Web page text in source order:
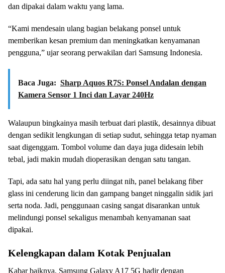
dan dipakai dalam waktu yang lama.
“Kami mendesain ulang bagian belakang ponsel untuk
memberikan kesan premium dan meningkatkan kenyamanan
pengguna,” ujar seorang perwakilan dari Samsung Indonesia.
Baca Juga: Sharp Aquos R7S: Ponsel Andalan dengan
Kamera Sensor 1 Inci dan Layar 240Hz
Walaupun bingkainya masih terbuat dari plastik, desainnya dibuat
dengan sedikit lengkungan di setiap sudut, sehingga tetap nyaman
saat digenggam. Tombol volume dan daya juga didesain lebih
tebal, jadi makin mudah dioperasikan dengan satu tangan.
Tapi, ada satu hal yang perlu diingat nih, panel belakang fiber
glass ini cenderung licin dan gampang banget ninggalin sidik jari
serta noda. Jadi, penggunaan casing sangat disarankan untuk
melindungi ponsel sekaligus menambah kenyamanan saat
dipakai.
Kelengkapan dalam Kotak Penjualan
Kabar baiknya, Samsung Galaxy A17 5G hadir dengan